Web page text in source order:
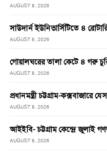
AUGUST 8, 2026
সাউদার্ন ইউনিভার্সিটিতে ৪
AUGUST 8, 2026
গোয়ালঘরের তালা কেটে ৪ গরু
AUGUST 8, 2026
প্রধানমন্ত্রী চট্টগ্রাম-কক্সবাজারে
AUGUST 8, 2026
আইইবি- চট্টগ্রাম কেন্দ্রে জুলাই
AUGUST 8, 2026